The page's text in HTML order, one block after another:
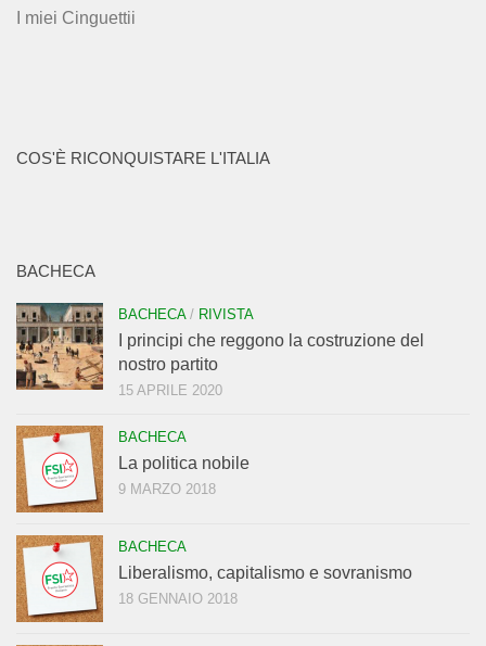
I miei Cinguettii
COS'È RICONQUISTARE L'ITALIA
BACHECA
BACHECA/ RIVISTA
I principi che reggono la costruzione del
nostro partito
15 APRILE 2020
BACHECA
La politica nobile
9 MARZO 2018
BACHECA
Liberalismo, capitalismo e sovranismo
18 GENNAIO 2018